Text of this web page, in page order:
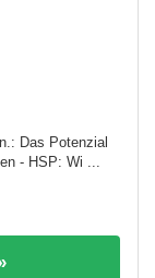
Das Potenzial
- HSP: Wi ...